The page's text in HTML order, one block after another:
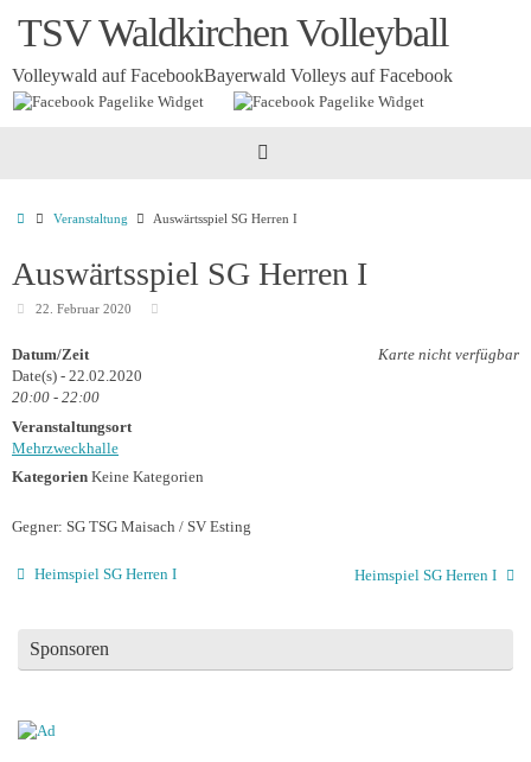
InhaltTSV Waldkirchen Volleyball
Volleywald auf FacebookBayerwald Volleys auf Facebook
Startseite
Veranstaltung Auswärtsspiel SG Herren I
Auswärtsspiel SG Herren I
22. Februar 2020
Karte nicht verfügbar
Datum/Zeit
Date(s) - 22.02.2020
20:00 - 22:00
Veranstaltungsort
Mehrzweckhalle
Kategorien Keine Kategorien
Gegner: SG TSG Maisach / SV Esting
Heimspiel SG Herren I Heimspiel SG Herren I
Sponsoren